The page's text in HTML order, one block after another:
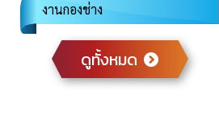
งานกองช่าง
ดูทั้งหมด